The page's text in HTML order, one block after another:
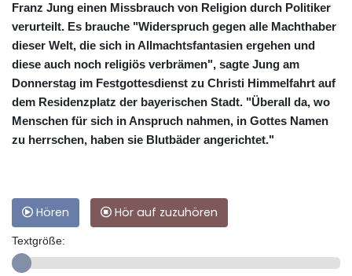
Franz Jung einen Missbrauch von Religion durch Politiker
verurteilt. Es brauche "Widerspruch gegen alle Machthaber
dieser Welt, die sich in Allmachtsfantasien ergehen und
diese auch noch religiös verbrämen", sagte Jung am
Donnerstag im Festgottesdienst zu Christi Himmelfahrt auf
dem Residenzplatz der bayerischen Stadt. "Überall da, wo
Menschen für sich in Anspruch nahmen, in Gottes Namen
zu herrschen, haben sie Blutbäder angerichtet."
Hören Hör auf zuzuhören
Textgröße: